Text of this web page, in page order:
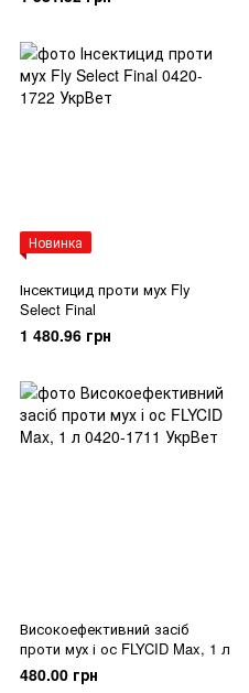
Новинка
Інсектицид проти мух Fly
Select Final
1 480.96 грн
Високоефективний засіб
проти мух і ос FLYCID Max, 1 л
480.00 грн